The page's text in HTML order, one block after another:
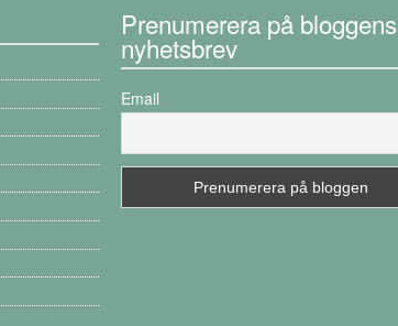
Prenumerera på bloggens
nyhetsbrev
Email